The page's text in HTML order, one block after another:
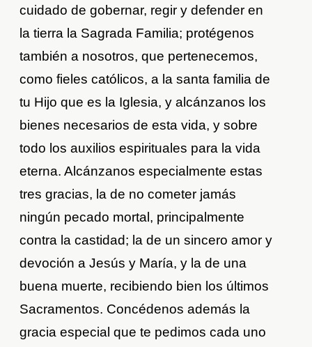
cuidado de gobernar, regir y defender en
la tierra la Sagrada Familia; protégenos
también a nosotros, que pertenecemos,
como fieles católicos, a la santa familia de
tu Hijo que es la Iglesia, y alcánzanos los
bienes necesarios de esta vida, y sobre
todo los auxilios espirituales para la vida
eterna. Alcánzanos especialmente estas
tres gracias, la de no cometer jamás
ningún pecado mortal, principalmente
contra la castidad; la de un sincero amor y
devoción a Jesús y María, y la de una
buena muerte, recibiendo bien los últimos
Sacramentos. Concédenos además la
gracia especial que te pedimos cada uno